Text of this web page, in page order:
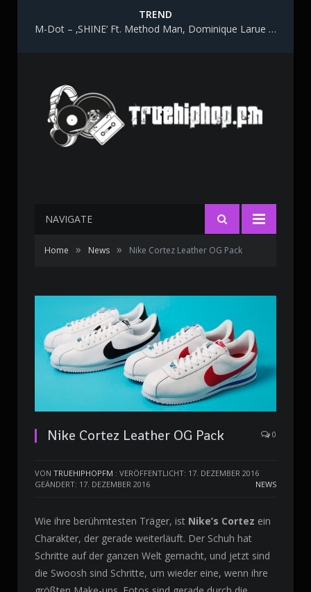
TREND
M-Dot – ‚SHINE‘ Ft. Method Man, Dominique Larue & Katy Gunn
NAVIGATE
Home » News » Nike Cortez Leather OG Pack
Nike Cortez Leather OG Pack 0
VON TRUEHIPHOPFM : VERÖFFENTLICHT: 17. DEZEMBER 2016
GEÄNDERT: 17. DEZEMBER 2016
NEWS
Wie ihre berühmtesten Träger, ist Nike’s Cortez ein
Charakter, der gerade weiterläuft. Der Schuh hat
Schritte auf der ganzen Welt gemacht, und jetzt sind
die Swoosh sind Schritte, um wieder eine, wenn ihre